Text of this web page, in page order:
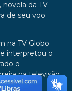
novela da TV
de seu voo
na TV Globo.
interpretou o
o
na televisão.